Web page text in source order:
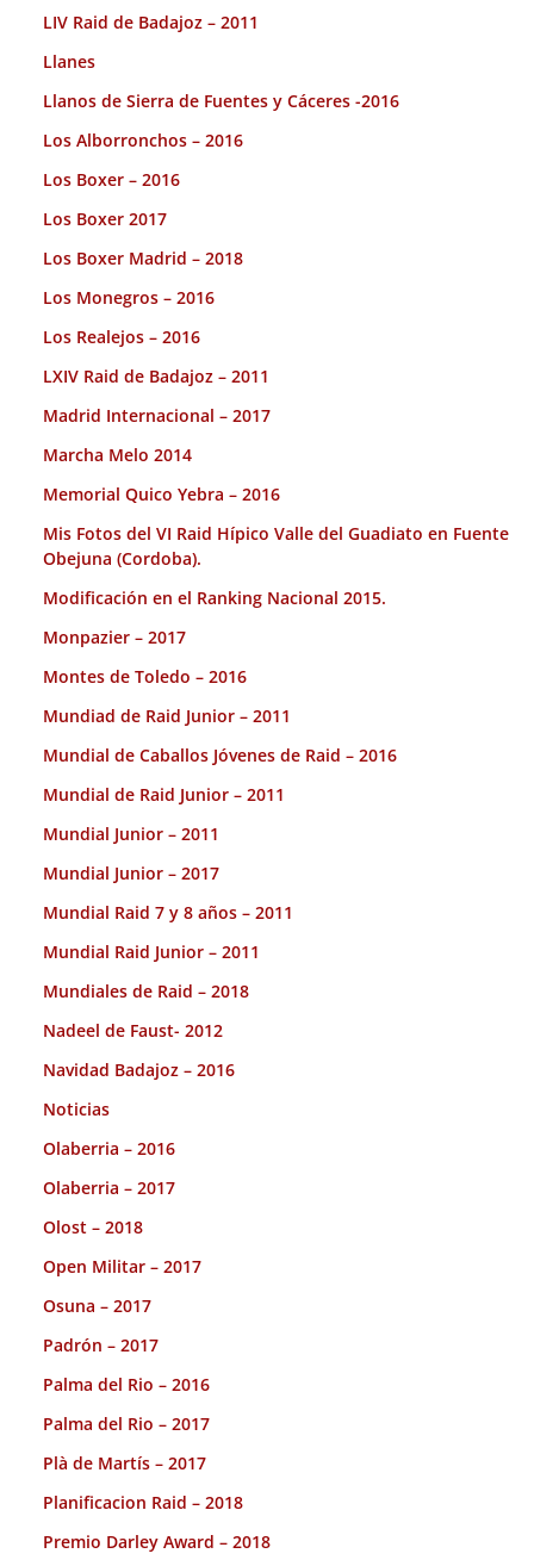
LIV Raid de Badajoz – 2011
Llanes
Llanos de Sierra de Fuentes y Cáceres -2016
Los Alborronchos – 2016
Los Boxer – 2016
Los Boxer 2017
Los Boxer Madrid – 2018
Los Monegros – 2016
Los Realejos – 2016
LXIV Raid de Badajoz – 2011
Madrid Internacional – 2017
Marcha Melo 2014
Memorial Quico Yebra – 2016
Mis Fotos del VI Raid Hípico Valle del Guadiato en Fuente
Obejuna (Cordoba).
Modificación en el Ranking Nacional 2015.
Monpazier – 2017
Montes de Toledo – 2016
Mundiad de Raid Junior – 2011
Mundial de Caballos Jóvenes de Raid – 2016
Mundial de Raid Junior – 2011
Mundial Junior – 2011
Mundial Junior – 2017
Mundial Raid 7 y 8 años – 2011
Mundial Raid Junior – 2011
Mundiales de Raid – 2018
Nadeel de Faust- 2012
Navidad Badajoz – 2016
Noticias
Olaberria – 2016
Olaberria – 2017
Olost – 2018
Open Militar – 2017
Osuna – 2017
Padrón – 2017
Palma del Rio – 2016
Palma del Rio – 2017
Plà de Martís – 2017
Planificacion Raid – 2018
Premio Darley Award – 2018